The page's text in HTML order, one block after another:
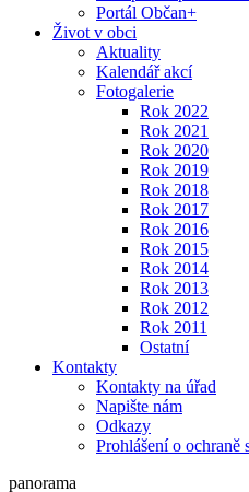
Portál Občan+
Život v obci
Aktuality
Kalendář akcí
Fotogalerie
Rok 2022
Rok 2021
Rok 2020
Rok 2019
Rok 2018
Rok 2017
Rok 2016
Rok 2015
Rok 2014
Rok 2013
Rok 2012
Rok 2011
Ostatní
Kontakty
Kontakty na úřad
Napište nám
Odkazy
Prohlášení o ochraně
panorama